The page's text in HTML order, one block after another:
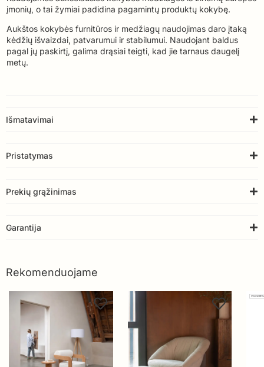
įmonių, o tai žymiai padidina pagamintų produktų kokybę.
Aukštos kokybės furnitūros ir medžiagų naudojimas daro įtaką
kėdžių išvaizdai, patvarumui ir stabilumui. Naudojant baldus
pagal jų paskirtį, galima drąsiai teigti, kad jie tarnaus daugelį
metų.
Išmatavimai
Pristatymas
Prekių grąžinimas
Garantija
Rekomenduojame